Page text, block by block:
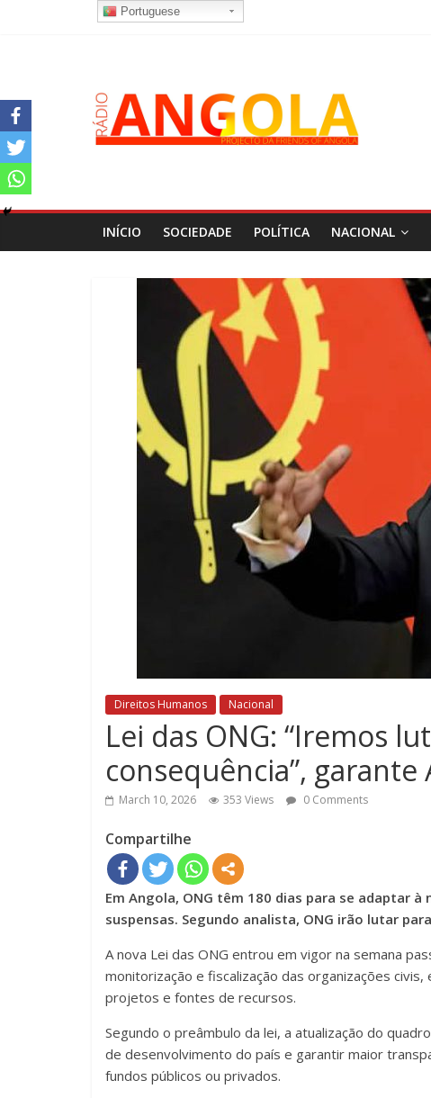
INÍCIO SOCIEDADE POLÍTICA NACIONAL
Direitos Humanos Nacional
Lei das ONG: “Iremos
consequência”, garante
March 10, 2026 353 Views 0 Comments
Compartilhe
Em Angola, ONG têm 180 dias para se adaptar
suspensas. Segundo analista, ONG irão lutar
A nova Lei das ONG entrou em vigor na semana
monitorização e fiscalização das organizações
projetos e fontes de recursos.
Segundo o preâmbulo da lei, a atualização do
de desenvolvimento do país e garantir maior
fundos públicos ou privados.
Portuguese